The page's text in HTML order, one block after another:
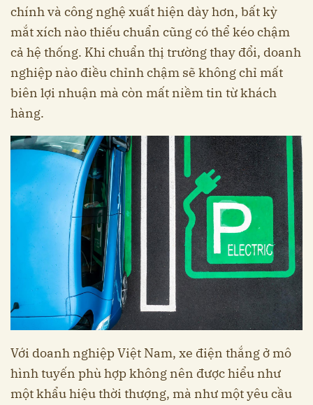
chính và công nghệ xuất hiện dày hơn, bất kỳ
mắt xích nào thiếu chuẩn cũng có thể kéo chậm
cả hệ thống. Khi chuẩn thị trường thay đổi, doanh
nghiệp nào điều chỉnh chậm sẽ không chỉ mất
biên lợi nhuận mà còn mất niềm tin từ khách
hàng.
Với doanh nghiệp Việt Nam, xe điện thắng ở mô
hình tuyến phù hợp không nên được hiểu như
một khẩu hiệu thời thượng, mà như một yêu cầu